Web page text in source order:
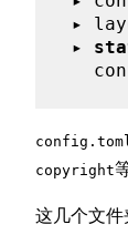
▸
config.toml
copyright
这几个文件